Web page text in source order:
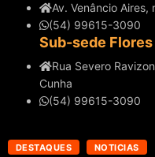
Av. Venâncio Aires,
(54) 99615-3090
Sub-sede Flores
Rua Severo
Cunha
(54) 99615-3090
DESTAQUES NOTICIAS